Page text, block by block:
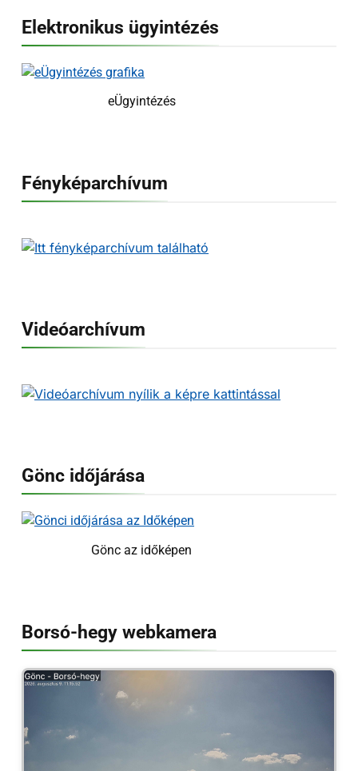
Elektronikus ügyintézés
eÜgyintézés
Fényképarchívum
Videóarchívum
Gönc időjárása
Gönc az időképen
Borsó-hegy webkamera